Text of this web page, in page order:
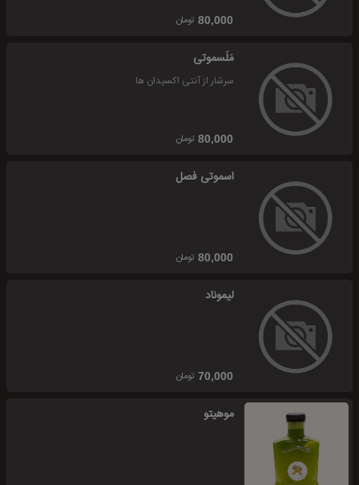
80,000 تومان
مَلَسموتی
سرشار از آنتی اکسیدان ها
80,000 تومان
اسموتی فصل
80,000 تومان
لیموناد
70,000 تومان
موهیتو